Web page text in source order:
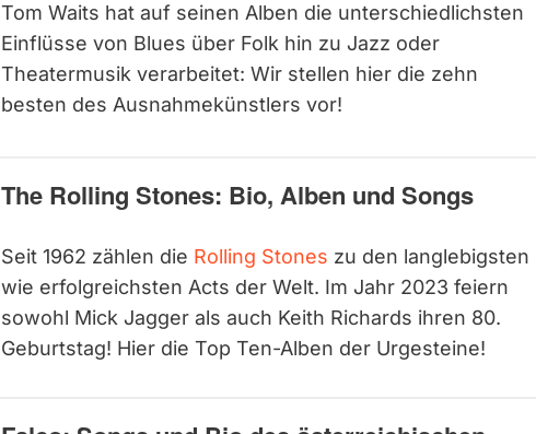
Tom Waits hat auf seinen Alben die unterschiedlichsten
Einflüsse von Blues über Folk hin zu Jazz oder
Theatermusik verarbeitet: Wir stellen hier die zehn
besten des Ausnahmekünstlers vor!
The Rolling Stones: Bio, Alben und Songs
Seit 1962 zählen die Rolling Stones zu den langlebigsten
wie erfolgreichsten Acts der Welt. Im Jahr 2023 feiern
sowohl Mick Jagger als auch Keith Richards ihren 80.
Geburtstag! Hier die Top Ten-Alben der Urgesteine!